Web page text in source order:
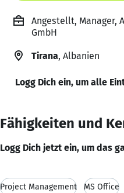
Angestellt, Manager,
GmbH
Tirana, Albanien
Logg Dich ein, um alle
Fähigkeiten und
Logg Dich jetzt ein, um das
Project Management MS Office